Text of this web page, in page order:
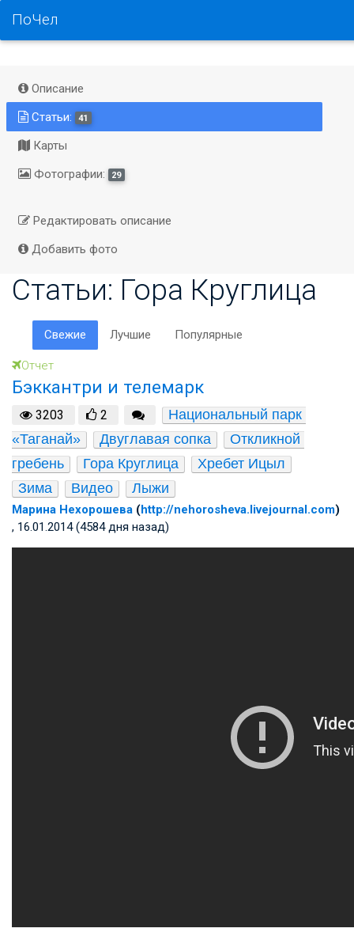
ПоЧел
Описание
Статьи:
41
Карты
Фотографии:
29
Редактировать описание
Добавить фото
Статьи: Гора Круглица
Свежие Лучшие Популярные
Отчет
Бэккантри и телемарк
3203 2
Национальный парк
«Таганай»
Двуглавая сопка
Откликной
гребень
Гора Круглица
Хребет Ицыл
Зима
Видео Лыжи
Марина Нехорошева (http://nehorosheva.livejournal.com)
, 16.01.2014 (4584 дня назад)